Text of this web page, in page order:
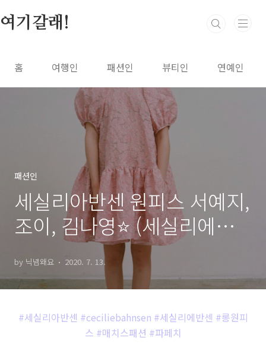
여기갈래!
홈 여행인 패션인 뷰티인 연예인
패션인
세실리아반센 원피스 서예지,
조이, 김나영⭐️ (세실리에반
센ceciliebahnsen)
by 닉넴왜요 2020. 7. 13.
#세실리아반센 #ceciliebahnsen #세실리에반센 #롱원피
스 #매치스패션 #파페치